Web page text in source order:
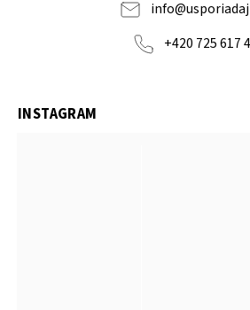
info@
+420 725 617
INSTAGRAM